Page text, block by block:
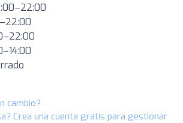
cambio?
Crea una cuenta gratis para gestionar